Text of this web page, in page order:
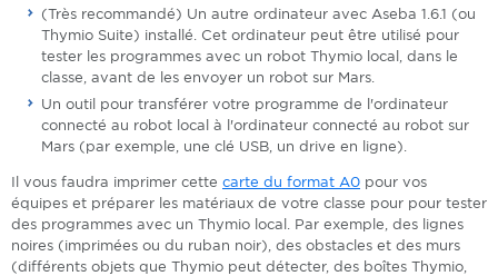
(Très recommandé) Un autre ordinateur avec Aseba 1.6.1 (ou
Thymio Suite) installé. Cet ordinateur peut être utilisé pour
tester les programmes avec un robot Thymio local, dans le
classe, avant de les envoyer un robot sur Mars.
Un outil pour transférer votre programme de l'ordinateur
connecté au robot local à l'ordinateur connecté au robot sur
Mars (par exemple, une clé USB, un drive en ligne).
Il vous faudra imprimer cette carte du format A0 pour vos
équipes et préparer les matériaux de votre classe pour pour tester
des programmes avec un Thymio local. Par exemple, des lignes
noires (imprimées ou du ruban noir), des obstacles et des murs
(différents objets que Thymio peut détecter, des boîtes Thymio,